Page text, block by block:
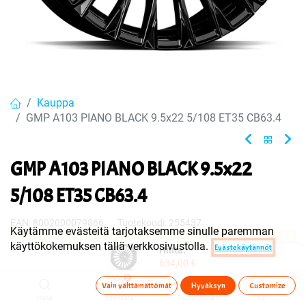
Hinta:
634,00 €
0
Toivelista Tuoteryhmä(t)
Kauppa
GMP A103 PIANO BLACK 9.5x22 5/108 ET35 CB63.4
GMP A103 PIANO BLACK 9.5x22
5/108 ET35 CB63.4
EAN: 8002000079866 Tuotekoodi: 255437
Tuote on myyty tai sitä ei ole juuri nyt saatavilla.
Käytämme evästeitä tarjotaksemme sinulle paremman
käyttökokemuksen tällä verkkosivustolla.
Evästekäytännöt
Vain välttämättömät Hyväksyn Customize